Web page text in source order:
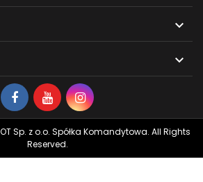


Sp. z o.o. Spółka Komandytowa. All Rights
Reserved.